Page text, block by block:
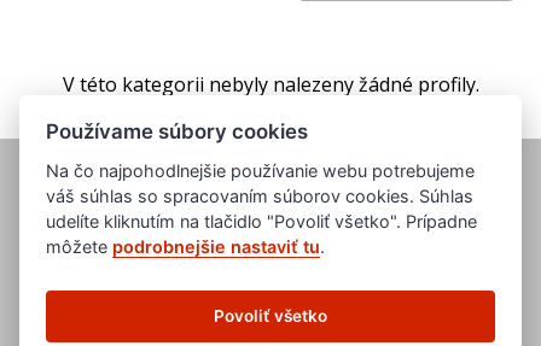
V této kategorii nebyly nalezeny žádné profily.
www.edb.cz
www.edb.eu
Používame súbory cookies
Na čo najpohodlnejšie používanie webu potrebujeme
váš súhlas so spracovaním súborov cookies. Súhlas
udelíte kliknutím na tlačidlo "Povoliť všetko". Prípadne
môžete podrobnejšie nastaviť tu.
Povoliť všetko